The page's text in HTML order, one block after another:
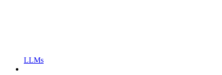
LLMs